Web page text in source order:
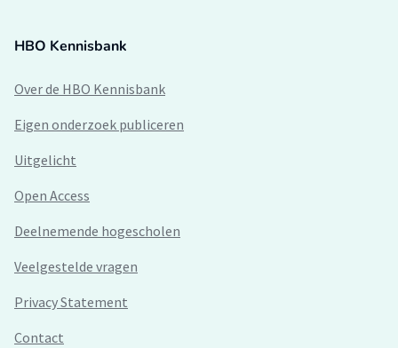
HBO Kennisbank
Over de HBO Kennisbank
Eigen onderzoek publiceren
Uitgelicht
Open Access
Deelnemende hogescholen
Veelgestelde vragen
Privacy Statement
Contact